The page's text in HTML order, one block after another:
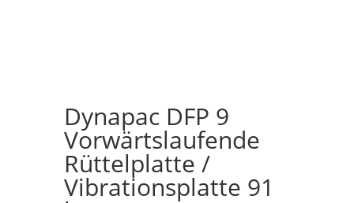
Dynapac DFP 9
Vorwärtslaufende
Rüttelplatte /
Vibrationsplatte 91